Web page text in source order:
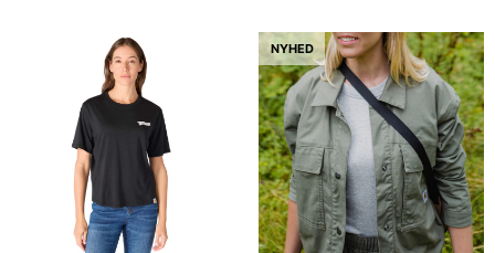
NYHED